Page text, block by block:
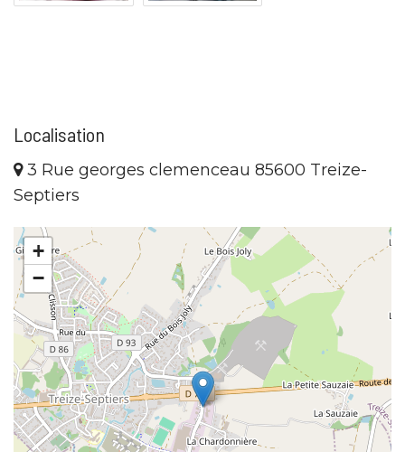
Localisation
3 Rue georges clemenceau 85600 Treize-
Septiers
+
−